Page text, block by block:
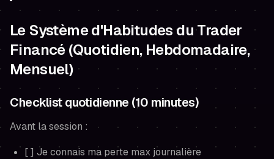
Le Système d'Habitudes du Trader
Financé (Quotidien, Hebdomadaire,
Mensuel)
Checklist quotidienne (10 minutes)
Avant la session :
[ ] Je connais ma perte max journalière